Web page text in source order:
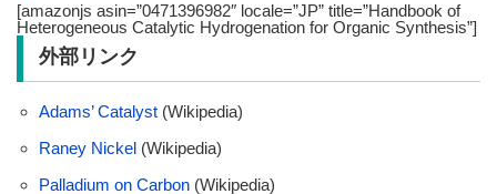
[amazonjs asin=”0471396982″ locale=”JP” title=”Handbook of
Heterogeneous Catalytic Hydrogenation for Organic Synthesis”]
外部リンク
Adams’ Catalyst(Wikipedia)
Raney Nickel(Wikipedia)
Palladium on Carbon(Wikipedia)